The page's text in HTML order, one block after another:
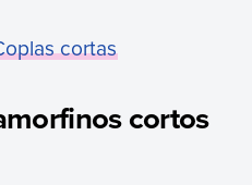
cortas
cortos